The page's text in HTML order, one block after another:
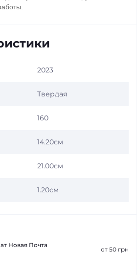
2023
Твердая
160
14.20см
21.00см
1.20см
Новая Почта
от 50 грн